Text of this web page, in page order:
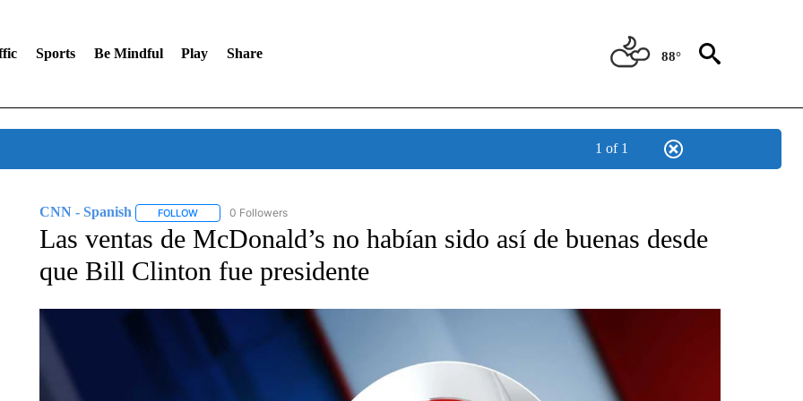
Sports Be Mindful Play Share 88°
1 of 1
CNN - Spanish FOLLOWFOLLOW "CNN - SPANISH" TO RECEIVE NOTIFICATIONS ABOUT NEW PAGES ON "CNN - SPANISH".
0 Followers
Las ventas de McDonald’s no habían sido así de buenas desde
que Bill Clinton fue presidente